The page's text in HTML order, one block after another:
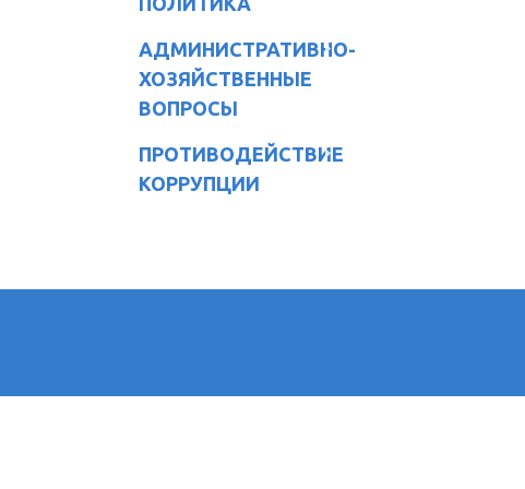
АДМИНИСТРАТИВНО-
ХОЗЯЙСТВЕННЫЕ
ВОПРОСЫ
ПРОТИВОДЕЙСТВИЕ
КОРРУПЦИИ